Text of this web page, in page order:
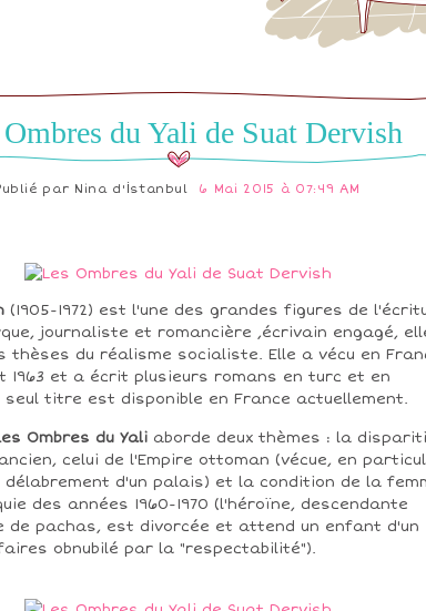
du Yali de Suat Dervish
par Nina d'İstanbul 6 Mai 2015 à 07:49 AM
(1905-1972) est l'une des grandes figures de
journaliste et romancière ,écrivain engagé,
thèses du réalisme socialiste. Elle a vécu en
1963 et a écrit plusieurs romans en turc et en
seul titre est disponible en France actuellement.
Ombres du Yali aborde deux thèmes : la
celui de l'Empire ottoman (vécue, en
d'un palais) et la condition de la
des années 1960-1970 (l'héroïne, descendante
de pachas, est divorcée et attend un enfant d'un
obnubilé par la "respectabilité").